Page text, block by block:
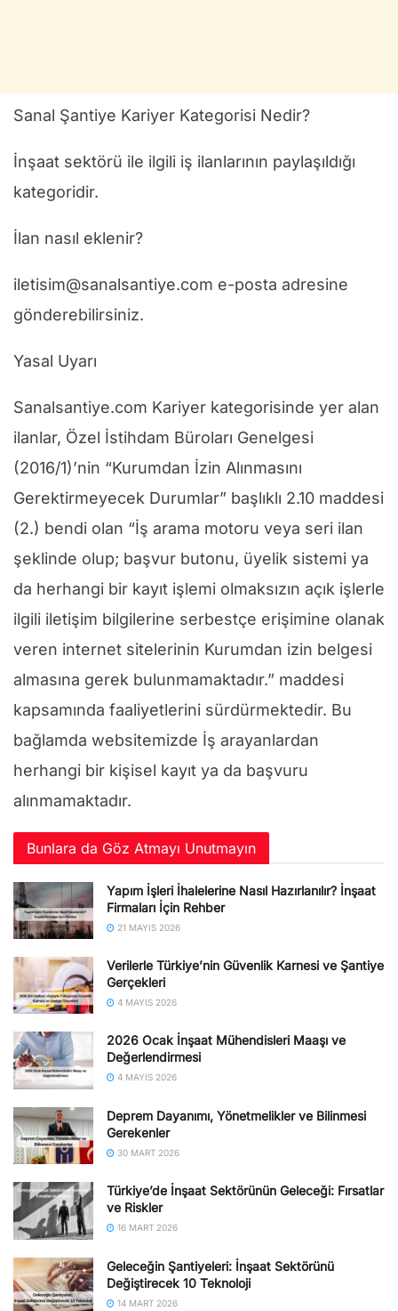
Sanal Şantiye Kariyer Kategorisi Nedir?
İnşaat sektörü ile ilgili iş ilanlarının paylaşıldığı
kategoridir.
İlan nasıl eklenir?
iletisim@sanalsantiye.com e-posta adresine
gönderebilirsiniz.
Yasal Uyarı
Sanalsantiye.com Kariyer kategorisinde yer alan
ilanlar, Özel İstihdam Büroları Genelgesi
(2016/1)’nin “Kurumdan İzin Alınmasını
Gerektirmeyecek Durumlar” başlıklı 2.10 maddesi
(2.) bendi olan “İş arama motoru veya seri ilan
şeklinde olup; başvur butonu, üyelik sistemi ya
da herhangi bir kayıt işlemi olmaksızın açık işlerle
ilgili iletişim bilgilerine serbestçe erişimine olanak
veren internet sitelerinin Kurumdan izin belgesi
almasına gerek bulunmamaktadır.” maddesi
kapsamında faaliyetlerini sürdürmektedir. Bu
bağlamda websitemizde İş arayanlardan
herhangi bir kişisel kayıt ya da başvuru
alınmamaktadır.
Bunlara da Göz Atmayı Unutmayın
Yapım İşleri İhalelerine Nasıl Hazırlanılır? İnşaat
Firmaları İçin Rehber
21 MAYIS 2026
Verilerle Türkiye’nin Güvenlik Karnesi ve Şantiye
Gerçekleri
4 MAYIS 2026
2026 Ocak İnşaat Mühendisleri Maaşı ve
Değerlendirmesi
4 MAYIS 2026
Deprem Dayanımı, Yönetmelikler ve Bilinmesi
Gerekenler
30 MART 2026
Türkiye’de İnşaat Sektörünün Geleceği: Fırsatlar
ve Riskler
16 MART 2026
Geleceğin Şantiyeleri: İnşaat Sektörünü
Değiştirecek 10 Teknoloji
14 MART 2026